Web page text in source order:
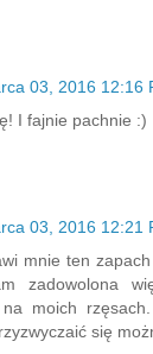
03, 2016 12:16
I fajnie pachnie :)
03, 2016 12:21
mnie ten
zadowolona
na moich
się